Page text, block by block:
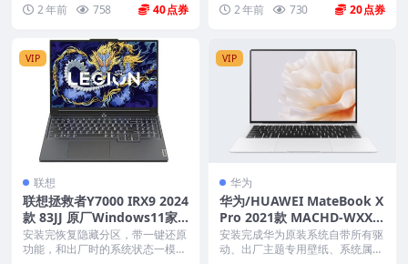
2 年前
758 40 2 年前 730 20
VIP
联想
联想拯救者Y7000 IRX9 2024
款 83JJ 原厂Windows11家
庭版 oem系统镜像下载
安装完恢复隐藏分区，带一键还原
功能，和出厂时的系统状态一模一
VIP
华为
华为/HUAWEI MateBook X
Pro 2021款 MACHD-WXX9
原厂Win11-21H2系统 工厂
文件 带F10智能还原
安装完成华为原装系统自带所有驱
动、出厂主题专用壁纸、系统属性